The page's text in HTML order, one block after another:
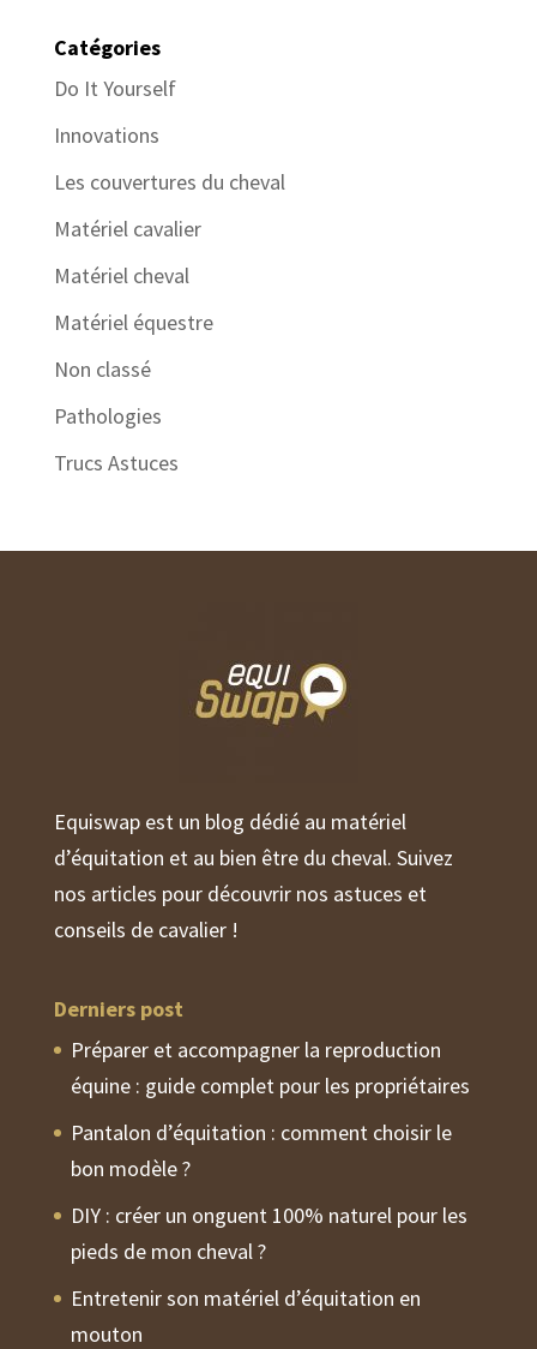
Catégories
Do It Yourself
Innovations
Les couvertures du cheval
Matériel cavalier
Matériel cheval
Matériel équestre
Non classé
Pathologies
Trucs Astuces
Equiswap est un blog dédié au matériel
d’équitation et au bien être du cheval. Suivez
nos articles pour découvrir nos astuces et
conseils de cavalier !
Derniers post
Préparer et accompagner la reproduction
équine : guide complet pour les propriétaires
Pantalon d’équitation : comment choisir le
bon modèle ?
DIY : créer un onguent 100% naturel pour les
pieds de mon cheval ?
Entretenir son matériel d’équitation en
mouton